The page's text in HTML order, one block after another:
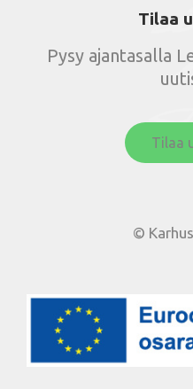
Tilaa
Pysy ajantasalla
Tilaa
©